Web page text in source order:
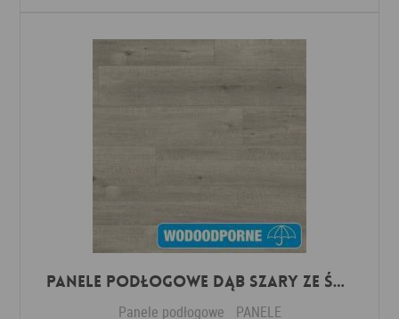
Panele Podłogowe Dąb Szary ze śladami cięcia piłą IMU1858 AC5 12 mm
Panele podłogowe PANELE